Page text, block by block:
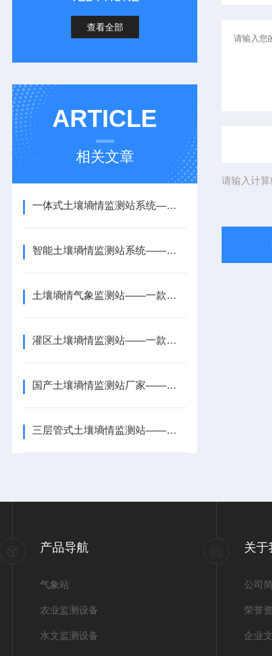
查看全部
ARTICLE
相关文章
一体式土壤墒情监测站系统——全程指导的土壤墒情无线监测系统2026热销推荐
智能土壤墒情监测站系统——精准判断的多深度土壤墒情监测站系统2026推荐
土壤墒情气象监测站——一款沉默而忠诚的气象土壤墒情监测站2026+派+送
灌区土壤墒情监测站——一款抗旱基础的果园土壤墒情监测站2026+派+送
国产土壤墒情监测站厂家——一款补墒灌溉的一体式土壤墒情监测站2026
三层管式土壤墒情监测站——一款预警冻旱的四层管式土壤墒情监测站2026
请输入计
产品导航
气象站
农业监测设备
水文监测设备
关于
公司
荣誉
企业